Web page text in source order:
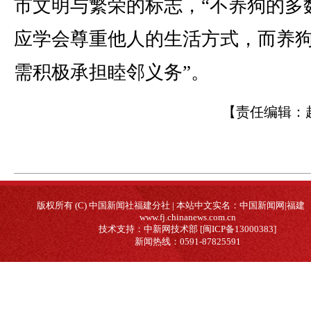
市文明与繁荣的标志，“不养狗的多
应学会尊重他人的生活方式，而养
需积极承担睦邻义务”。
【责任编辑：
版权所有 (C) 中国新闻社福建分社 | 本站中文实名：中国新闻网|福建
www.fj.chinanews.com.cn
技术支持：中新网技术部 [闽ICP备13000383]
新闻热线：0591-87825591